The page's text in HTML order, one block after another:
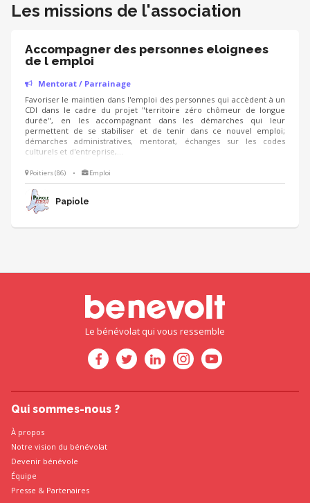
Les missions de l'association
Accompagner des personnes eloignees
de l emploi
Mentorat / Parrainage
Favoriser le maintien dans l'emploi des personnes qui accèdent à un
CDI dans le cadre du projet "territoire zéro chômeur de longue
durée", en les accompagnant dans les démarches qui leur
permettent de se stabiliser et de tenir dans ce nouvel emploi;
démarches administratives, mentorat, échanges sur les codes
culturels et d'entreprise,...
Poitiers (86) • Emploi
Papiole
Le bénévolat qui vous ressemble
Qui sommes-nous ?
À propos
Notre vision du bénévolat
Devenir bénévole
Équipe
Presse & Partenaires